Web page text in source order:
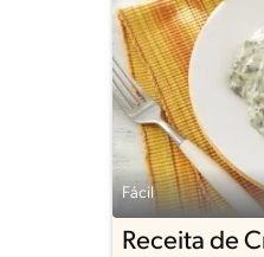
Fácil
Receita de